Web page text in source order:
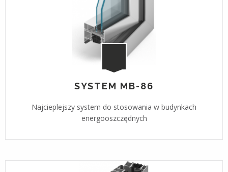
SYSTEM MB-86
Najcieplejszy system do stosowania w budynkach
energooszczędnych